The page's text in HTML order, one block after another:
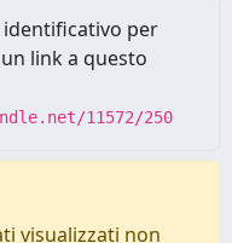
per
link a questo
11572/250
visualizzati non